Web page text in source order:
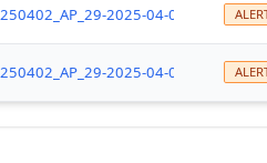
250402_AP_29-2025-04-02-
250402_AP_29-2025-04-02-